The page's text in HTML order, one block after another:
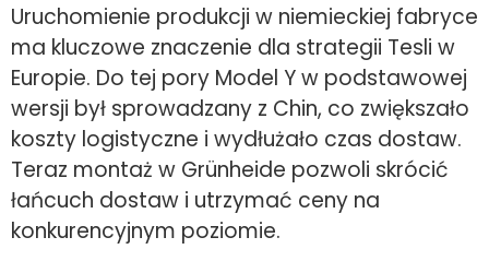
Uruchomienie produkcji w niemieckiej fabryce
ma kluczowe znaczenie dla strategii Tesli w
Europie. Do tej pory Model Y w podstawowej
wersji był sprowadzany z Chin, co zwiększało
koszty logistyczne i wydłużało czas dostaw.
Teraz montaż w Grünheide pozwoli skrócić
łańcuch dostaw i utrzymać ceny na
konkurencyjnym poziomie.